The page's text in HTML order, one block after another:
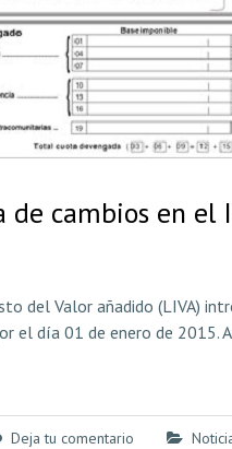
de cambios en
del Valor añadido (LIVA)
el día 01 de enero de 2015.
Deja tu comentario